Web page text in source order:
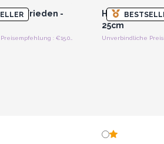
- Frieden -
Unverbindliche Preisempfehlung : €15.00/Engel
Hati-Hati
25cm